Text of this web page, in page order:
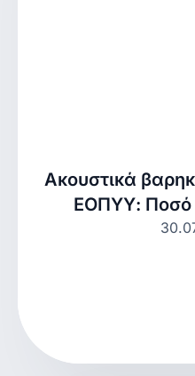
Ακουστικά
ΕΟΠΥΥ: Ποσό